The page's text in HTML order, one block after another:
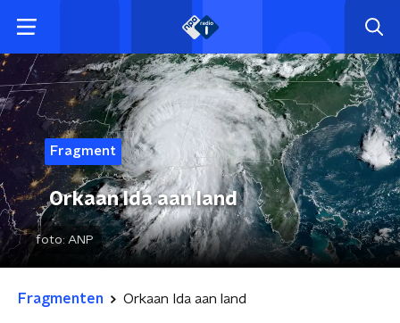
Fragment
Orkaan Ida aan land
foto: ANP
Fragmenten Orkaan Ida aan land